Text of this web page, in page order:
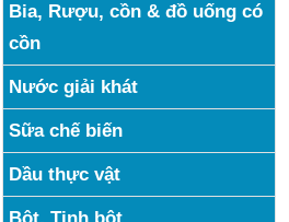
Bia, Rượu, cồn & đồ uống có
cồn
Nước giải khát
Sữa chế biến
Dầu thực vật